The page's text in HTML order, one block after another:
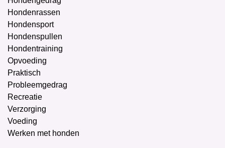
Hondenrassen
Hondensport
Hondenspullen
Hondentraining
Opvoeding
Praktisch
Probleemgedrag
Recreatie
Verzorging
Voeding
Werken met honden